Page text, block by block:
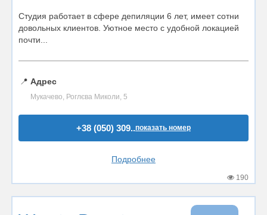
Студия работает в сфере депиляции 6 лет, имеет сотни
довольных клиентов. Уютное место с удобной локацией
почти...
📍 Адрес
Мукачево, Роглєва Миколи, 5
+38 (050) 309..показать номер
Подробнее
190